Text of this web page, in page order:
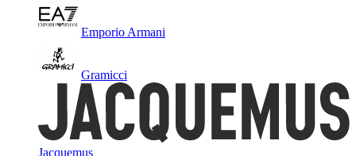
Emporio Armani
Gramicci
Jacquemus